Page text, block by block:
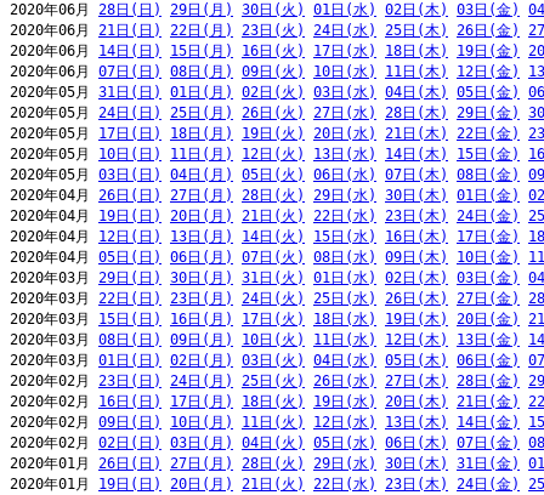
2020年06月 28日(日) 29日(月) 30日(火) 01日(水) 02日(木) 03日(金)
2020年06月 21日(日) 22日(月) 23日(火) 24日(水) 25日(木) 26日(金)
2020年06月 14日(日) 15日(月) 16日(火) 17日(水) 18日(木) 19日(金)
2020年06月 07日(日) 08日(月) 09日(火) 10日(水) 11日(木) 12日(金)
2020年05月 31日(日) 01日(月) 02日(火) 03日(水) 04日(木) 05日(金)
2020年05月 24日(日) 25日(月) 26日(火) 27日(水) 28日(木) 29日(金)
2020年05月 17日(日) 18日(月) 19日(火) 20日(水) 21日(木) 22日(金)
2020年05月 10日(日) 11日(月) 12日(火) 13日(水) 14日(木) 15日(金)
2020年05月 03日(日) 04日(月) 05日(火) 06日(水) 07日(木) 08日(金)
2020年04月 26日(日) 27日(月) 28日(火) 29日(水) 30日(木) 01日(金)
2020年04月 19日(日) 20日(月) 21日(火) 22日(水) 23日(木) 24日(金)
2020年04月 12日(日) 13日(月) 14日(火) 15日(水) 16日(木) 17日(金)
2020年04月 05日(日) 06日(月) 07日(火) 08日(水) 09日(木) 10日(金)
2020年03月 29日(日) 30日(月) 31日(火) 01日(水) 02日(木) 03日(金)
2020年03月 22日(日) 23日(月) 24日(火) 25日(水) 26日(木) 27日(金)
2020年03月 15日(日) 16日(月) 17日(火) 18日(水) 19日(木) 20日(金)
2020年03月 08日(日) 09日(月) 10日(火) 11日(水) 12日(木) 13日(金)
2020年03月 01日(日) 02日(月) 03日(火) 04日(水) 05日(木) 06日(金)
2020年02月 23日(日) 24日(月) 25日(火) 26日(水) 27日(木) 28日(金)
2020年02月 16日(日) 17日(月) 18日(火) 19日(水) 20日(木) 21日(金)
2020年02月 09日(日) 10日(月) 11日(火) 12日(水) 13日(木) 14日(金)
2020年02月 02日(日) 03日(月) 04日(火) 05日(水) 06日(木) 07日(金)
2020年01月 26日(日) 27日(月) 28日(火) 29日(水) 30日(木) 31日(金)
2020年01月 19日(日) 20日(月) 21日(火) 22日(水) 23日(木) 24日(金)